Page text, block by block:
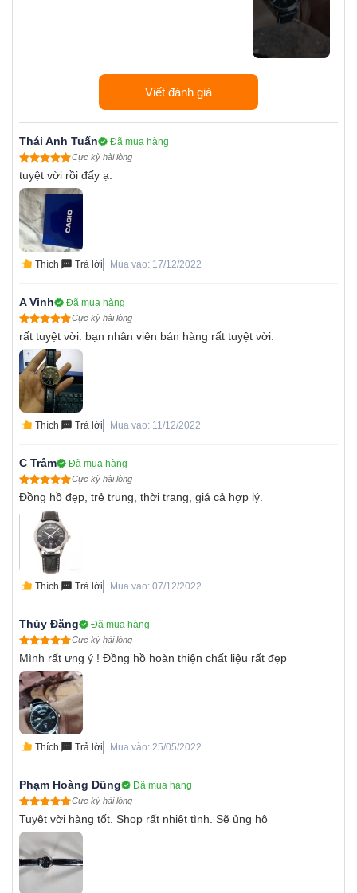
Viết đánh giá
Thái Anh Tuấn Đã mua hàng
Cực kỳ hài lòng
tuyệt vời rồi đấy ạ.
Thích Trả lời Mua vào: 17/12/2022
A Vinh Đã mua hàng
Cực kỳ hài lòng
rất tuyệt vời. bạn nhân viên bán hàng rất tuyệt vời.
Thích Trả lời Mua vào: 11/12/2022
C Trâm Đã mua hàng
Cực kỳ hài lòng
Đồng hồ đẹp, trẻ trung, thời trang, giá cả hợp lý.
Thích Trả lời Mua vào: 07/12/2022
Thủy Đặng Đã mua hàng
Cực kỳ hài lòng
Mình rất ưng ý ! Đồng hồ hoàn thiện chất liệu rất đẹp
Thích Trả lời Mua vào: 25/05/2022
Phạm Hoàng Dũng Đã mua hàng
Cực kỳ hài lòng
Tuyệt vời hàng tốt. Shop rất nhiệt tình. Sẽ ủng hộ